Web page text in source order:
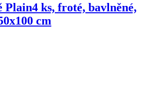
Plain4 ks, froté, bavlněné,
cm